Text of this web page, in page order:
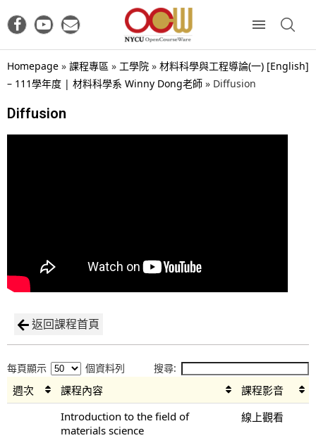
Homepage » 課程專區 » 工學院 » 材料科學與工程導論(一) [English]
– 111學年度 | 材料科學系 Winny Dong老師 » Diffusion
Diffusion
返回課程首頁
每頁顯示 個資料列 搜尋:
週次 課程內容
課程影音
Introduction to the field of
materials science
線上觀看